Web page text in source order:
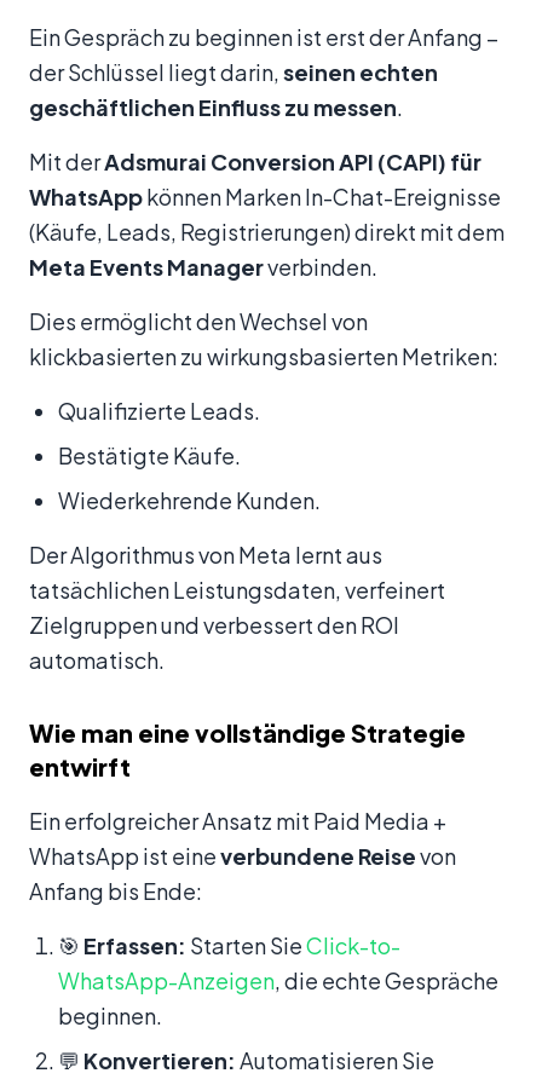
Ein Gespräch zu beginnen ist erst der Anfang –
der Schlüssel liegt darin, seinen echten
geschäftlichen Einfluss zu messen
Mit derAdsmurai Conversion API (CAPI) für
WhatsAppkönnen Marken In-Chat-Ereignisse
(Käufe, Leads, Registrierungen) direkt mit dem
Meta Events Managerverbinden.
Dies ermöglicht den Wechsel von
klickbasierten zu wirkungsbasierten Metriken:
Qualifizierte Leads.
Bestätigte Käufe.
Wiederkehrende Kunden.
Der Algorithmus von Meta lernt aus
tatsächlichen Leistungsdaten, verfeinert
Zielgruppen und verbessert den ROI
automatisch.
Wie man eine vollständige Strategie
entwirft
Ein erfolgreicher Ansatz mit Paid Media +
WhatsApp ist eineverbundene Reisevon
Anfang bis Ende:
🎯 Erfassen: Starten SieClick-to-
WhatsApp-Anzeigen , die echte Gespräche
beginnen.
💬 Konvertieren: Automatisieren Sie